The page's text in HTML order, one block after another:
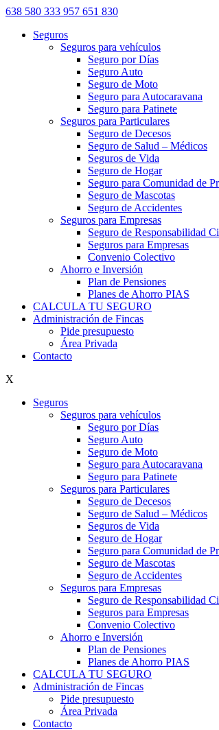
638 580 333 957 651 830
Seguros
Seguros para vehículos
Seguro por Días
Seguro Auto
Seguro de Moto
Seguro para Autocaravana
Seguro para Patinete
Seguros para Particulares
Seguro de Decesos
Seguro de Salud – Médicos
Seguros de Vida
Seguro de Hogar
Seguro para Comunidad de
Seguro de Mascotas
Seguro de Accidentes
Seguros para Empresas
Seguro de Responsabilidad
Seguros para Empresas
Convenio Colectivo
Ahorro e Inversión
Plan de Pensiones
Planes de Ahorro PIAS
CALCULA TU SEGURO
Administración de Fincas
Pide presupuesto
Área Privada
Contacto
X
Seguros
Seguros para vehículos
Seguro por Días
Seguro Auto
Seguro de Moto
Seguro para Autocaravana
Seguro para Patinete
Seguros para Particulares
Seguro de Decesos
Seguro de Salud – Médicos
Seguros de Vida
Seguro de Hogar
Seguro para Comunidad de
Seguro de Mascotas
Seguro de Accidentes
Seguros para Empresas
Seguro de Responsabilidad
Seguros para Empresas
Convenio Colectivo
Ahorro e Inversión
Plan de Pensiones
Planes de Ahorro PIAS
CALCULA TU SEGURO
Administración de Fincas
Pide presupuesto
Área Privada
Contacto